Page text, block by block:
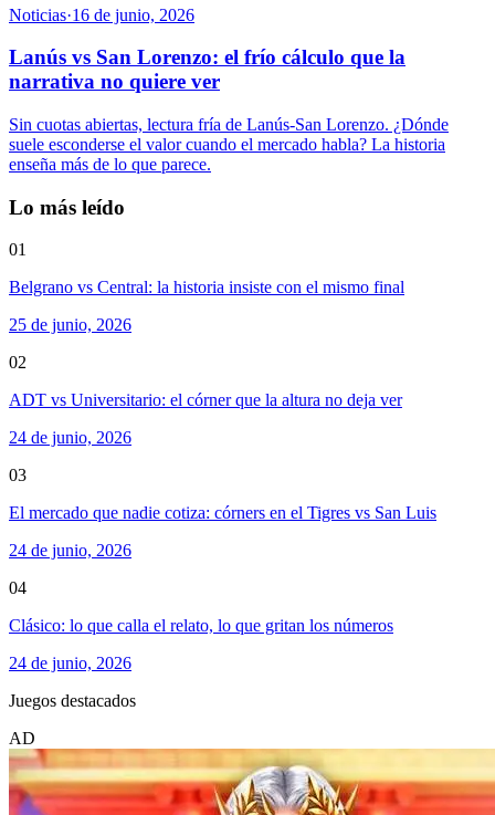
Noticias·16 de junio, 2026
Lanús vs San Lorenzo: el frío cálculo que la
narrativa no quiere ver
Sin cuotas abiertas, lectura fría de Lanús-San Lorenzo. ¿Dónde
suele esconderse el valor cuando el mercado habla? La historia
enseña más de lo que parece.
Lo más leído
01
Belgrano vs Central: la historia insiste con el mismo final
25 de junio, 2026
02
ADT vs Universitario: el córner que la altura no deja ver
24 de junio, 2026
03
El mercado que nadie cotiza: córners en el Tigres vs San Luis
24 de junio, 2026
04
Clásico: lo que calla el relato, lo que gritan los números
24 de junio, 2026
Juegos destacados
AD